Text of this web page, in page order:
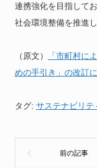
連携強化を目指して
社会環境整備を推進し
（原文）
「市町村に
めの手引き」の改訂
タグ: サステナビリテ